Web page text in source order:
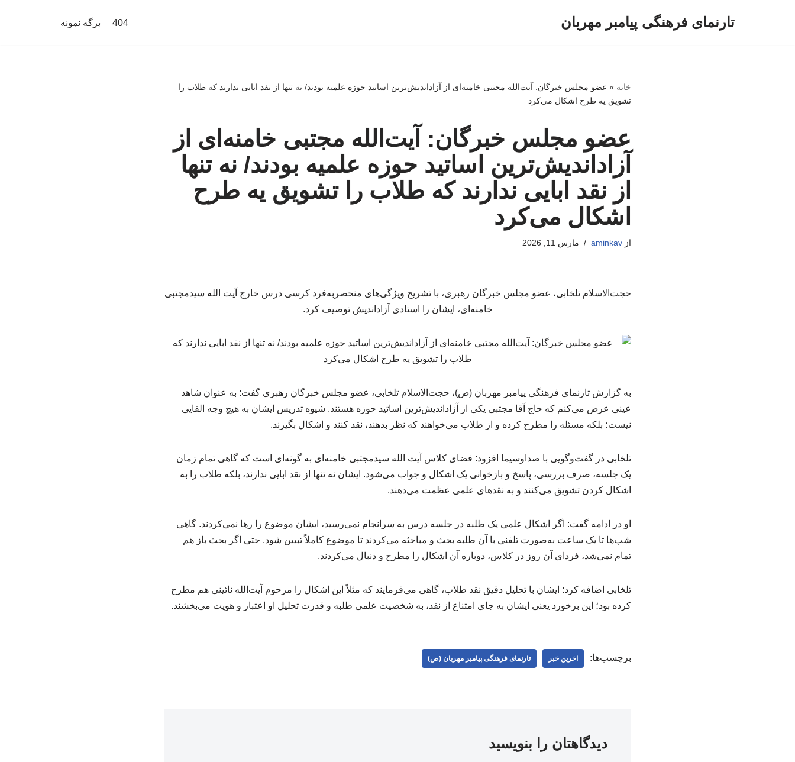
تارنمای فرهنگی پیامبر مهربان 404 برگه نمونه
خانه » عضو مجلس خبرگان: آیت‌الله مجتبی خامنه‌ای از آزاداندیش‌ترین اساتید حوزه علمیه بودند/ نه تنها از نقد ابایی ندارند که طلاب را
تشویق یه طرح اشکال می‌کرد
عضو مجلس خبرگان: آیت‌الله مجتبی خامنه‌ای از
آزاداندیش‌ترین اساتید حوزه علمیه بودند/ نه تنها
از نقد ابایی ندارند که طلاب را تشویق یه طرح
اشکال می‌کرد
ازaminkav مارس 11, 2026
حجت‌الاسلام تلخابی، عضو مجلس خبرگان رهبری، با تشریح ویژگی‌های منحصربه‌فرد کرسی درس خارج آیت الله سیدمجتبی
خامنه‌ای، ایشان را استادی آزاداندیش توصیف کرد.
به گزارش تارنمای فرهنگی پیامبر مهربان (ص)، حجت‌الاسلام تلخابی، عضو مجلس خبرگان رهبری گفت: به عنوان شاهد
عینی عرض می‌کنم که حاج آقا مجتبی یکی از آزاداندیش‌ترین اساتید حوزه هستند. شیوه تدریس ایشان به هیچ وجه القایی
نیست؛ بلکه مسئله را مطرح کرده و از طلاب می‌خواهند که نظر بدهند، نقد کنند و اشکال بگیرند.
تلخابی در گفت‌وگویی با صداوسیما افزود: فضای کلاس آیت الله سیدمجتبی خامنه‌ای به گونه‌ای است که گاهی تمام زمان
یک جلسه، صرف بررسی، پاسخ و بازخوانی یک اشکال و جواب می‌شود. ایشان نه تنها از نقد ابایی ندارند، بلکه طلاب را به
اشکال کردن تشویق می‌کنند و به نقدهای علمی عظمت می‌دهند.
او در ادامه گفت: اگر اشکال علمی یک طلبه در جلسه درس به سرانجام نمی‌رسید، ایشان موضوع را رها نمی‌کردند. گاهی
شب‌ها تا یک ساعت به‌صورت تلفنی با آن طلبه بحث و مباحثه می‌کردند تا موضوع کاملاً تبیین شود. حتی اگر بحث باز هم
تمام نمی‌شد، فردای آن روز در کلاس، دوباره آن اشکال را مطرح و دنبال می‌کردند.
تلخابی اضافه کرد: ایشان با تحلیل دقیق نقد طلاب، گاهی می‌فرمایند که مثلاً این اشکال را مرحوم آیت‌الله نائینی هم مطرح
کرده بود؛ این برخورد یعنی ایشان به جای امتناع از نقد، به شخصیت علمی طلبه و قدرت تحلیل او اعتبار و هویت می‌بخشند.
برچسب‌ها: اخرین خبر تارنمای فرهنگی پیامبر مهربان (ص)
دیدگاهتان را بنویسید